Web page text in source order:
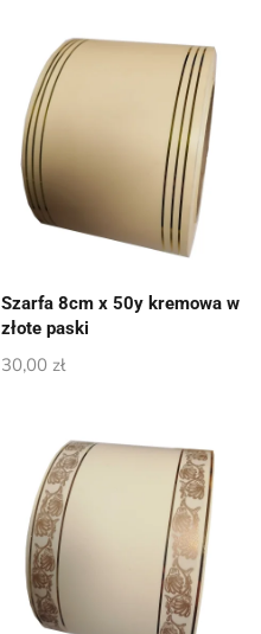
Szarfa 8cm x 50y kremowa w
złote paski
30,00 zł